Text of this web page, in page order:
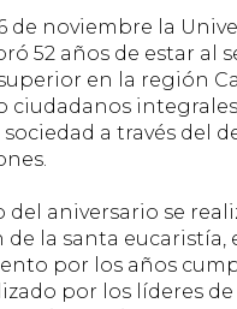
de noviembre la
52 años de estar al
en la región
ciudadanos
a través del
del aniversario se
de la santa eucaristía,
por los años
por los líderes de